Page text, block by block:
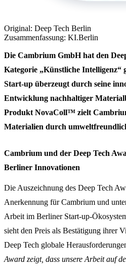
Original: Deep Tech Berlin
Zusammenfassung: KI.Berlin
Die Cambrium GmbH hat den
Kategorie „Künstliche Intelligenz“
Start-up überzeugt durch seine
Entwicklung nachhaltiger
Produkt NovaColl™ zielt
Materialien durch
Cambrium und der Deep Tech
Berliner Innovationen
Die Auszeichnung des Deep Tech
Anerkennung für Cambrium und
Arbeit im Berliner Start-up-
sieht den Preis als Bestätigung ihrer
Deep Tech globale
Award zeigt, dass unsere Arbeit auf